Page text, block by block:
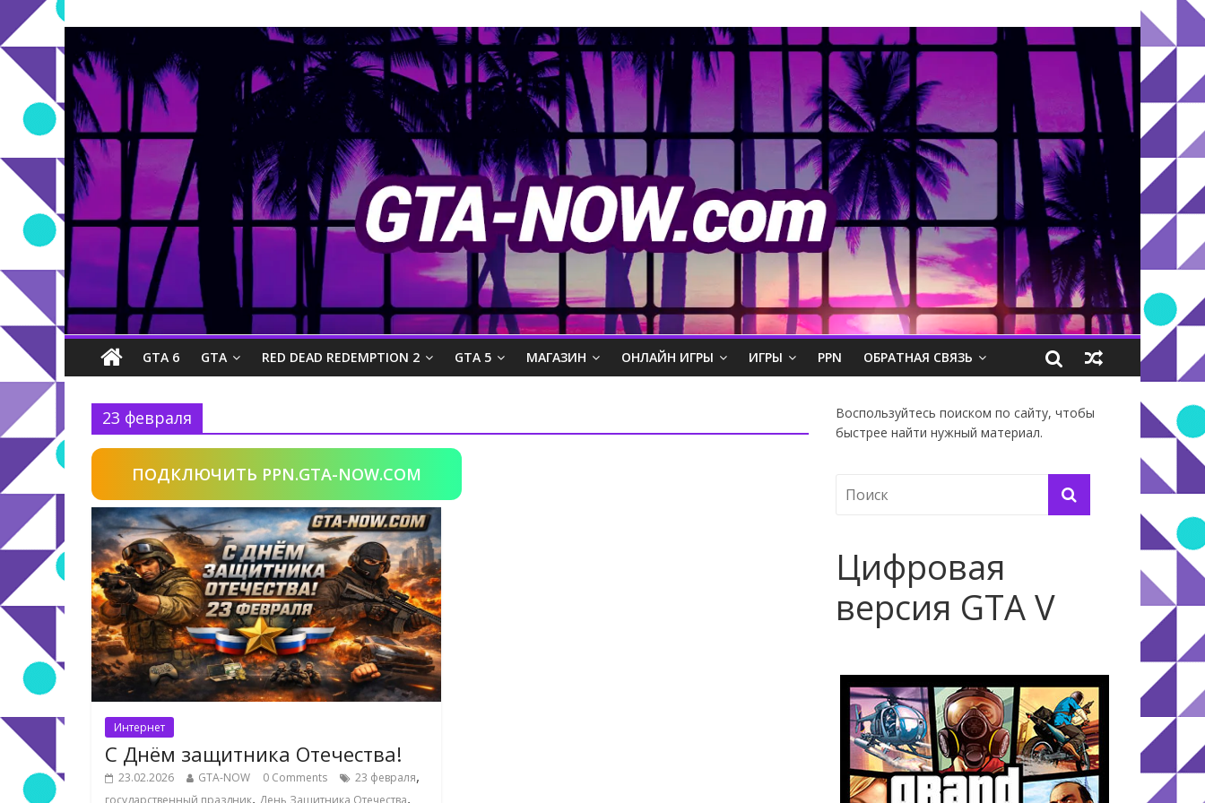
GTA 6 GTA RED DEAD REDEMPTION 2 GTA 5 МАГАЗИН ОНЛАЙН ИГРЫ ИГРЫ PPN ОБРАТНАЯ СВЯЗЬ
23 февраля
ПОДКЛЮЧИТЬ PPN.GTA-NOW.COM
Интернет
С Днём защитника Отечества!
23.02.2026 GTA-NOW 0 Comments 23 февраля,
государственный праздник, День Защитника Отечества,
Воспользуйтесь поиском по сайту, чтобы
быстрее найти нужный материал.
Цифровая
версия GTA V